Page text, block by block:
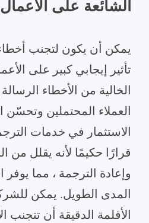
الشائعة على الأعمال
يمكن أن يكون لتجنب
تأثير إيجابي كبير على
الخالية من الأخطاء
العملاء المحتملين وتحسّن
الاستثمار في خدمات
قرارًا حكيمًا لأنه يقلل من
وإعادة الترجمة ، مما
المدى الطويل. يمكن
الأقلمة الدقيقة أن تتجنب